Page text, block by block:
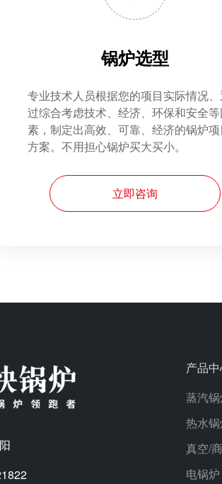
锅炉选型
专业技术人员根据您的项目实际情况
过综合考虑技术、经济、环保和安全
素，制定出高效、可靠、经济的锅炉
方案。不用担心锅炉买大买小。
立即咨询
产品
蒸汽
热水
真空/
电锅炉